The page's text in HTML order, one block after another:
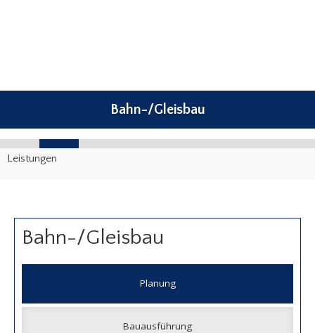
Bahn-/Gleisbau
Leistungen
Bahn-/Gleisbau
Planung
Bauausführung